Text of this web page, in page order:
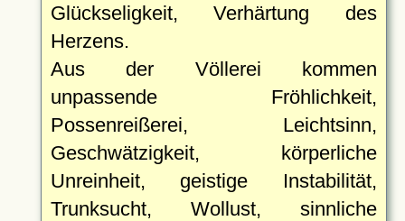
Glückseligkeit, Verhärtung des
Herzens.
Aus der Völlerei kommen
unpassende Fröhlichkeit,
Possenreißerei, Leichtsinn,
Geschwätzigkeit, körperliche
Unreinheit, geistige Instabilität,
Trunksucht, Wollust, sinnliche